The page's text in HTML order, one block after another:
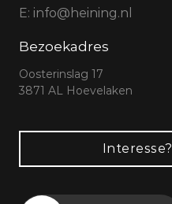
E: info@heining.nl
Bezoekadres
Oosterinslag 17
3871 AL Hoevelaken
Interesse?